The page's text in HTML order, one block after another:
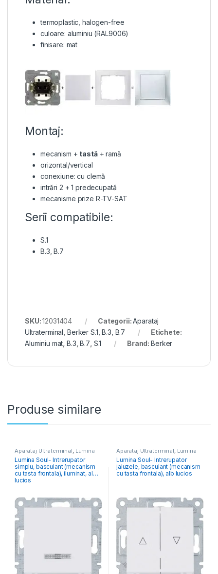
termoplastic, halogen-free
culoare: aluminiu (RAL9006)
finisare: mat
Montaj:
mecanism + tastă+ ramă
orizontal/vertical
conexiune: cu clemă
intrări 2 + 1 predecupată
mecanisme prize R-TV-SAT
Serii compatibile:
S.1
B.3, B.7
SKU:12031404 Categorii:Aparataj
Ultraterminal Berker S.1, B.3, B.7
Etichete:
Aluminiu mat ,B.3 ,B.7 S.1 Brand:Berker
Produse similare
Aparataj Ultraterminal, Lumina
Lumina Soul- Intrerupator
simplu, basculant (mecanism
cu tasta frontala), iluminat, alb
lucios
Aparataj Ultraterminal, Lumina
Lumina Soul- Intrerupator
jaluzele, basculant (mecanism
cu tasta frontala), alb lucios